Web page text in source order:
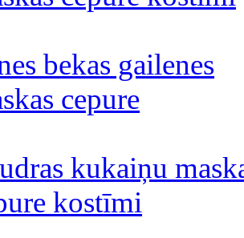
bekas gailenes
cepure
kukaiņu
kostīmi